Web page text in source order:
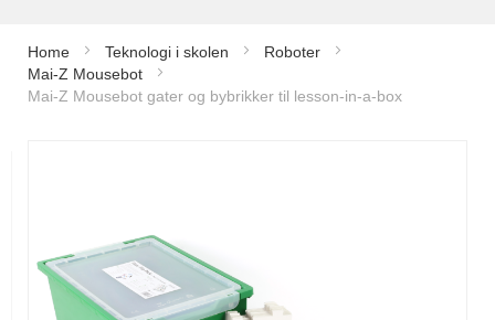
innhold
Home Teknologi i skolen
Roboter
Mai-Z Mousebot
Mai-Z Mousebot gater og bybrikker til lesson-in-a-box
bildegalleri